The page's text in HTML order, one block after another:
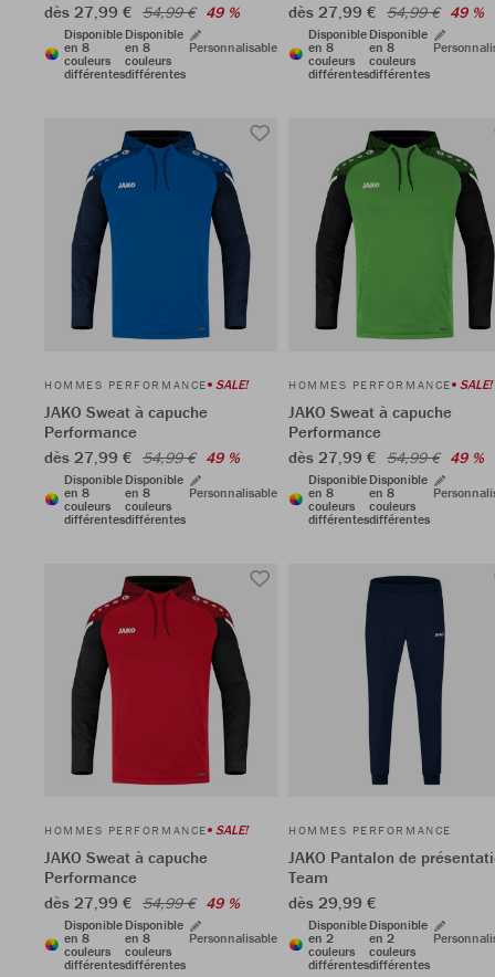
dès 27,99 € 54,99 € 49 %
Disponible
en 8
couleurs
différentes
Disponible
en 8
couleurs
différentes
Personnalisable
dès 27,99 € 54,99 € 49 %
Disponible
en 8
couleurs
différentes
Disponible
en 8
couleurs
différentes
HOMMES PERFORMANCE SALE!
JAKO Sweat à capuche
Performance
dès 27,99 € 54,99 € 49 %
Disponible
en 8
couleurs
différentes
Disponible
en 8
couleurs
différentes
Personnalisable
HOMMES PERFORMANCE SALE!
JAKO Sweat à capuche
Performance
dès 27,99 € 54,99 € 49 %
Disponible
en 8
couleurs
différentes
Disponible
en 8
couleurs
différentes
HOMMES PERFORMANCE SALE!
JAKO Sweat à capuche
Performance
dès 27,99 € 54,99 € 49 %
Disponible
en 8
couleurs
différentes
Disponible
en 8
couleurs
différentes
Personnalisable
HOMMES PERFORMANCE
JAKO Pantalon de
Team
dès 29,99 €
Disponible
en 2
couleurs
différentes
Disponible
en 2
couleurs
différentes